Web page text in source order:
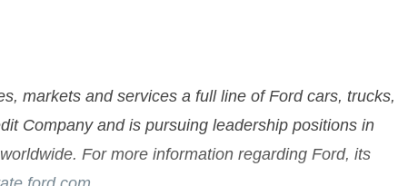
markets and services a full line of Ford cars, trucks,
Company and is pursuing leadership positions in
For more information regarding Ford, its